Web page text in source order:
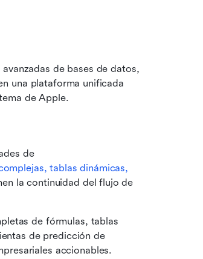
de bases de datos,
una plataforma unificada
de Apple.
de
tablas dinámicas,
la continuidad del flujo de
de fórmulas, tablas
de predicción de
accionables.